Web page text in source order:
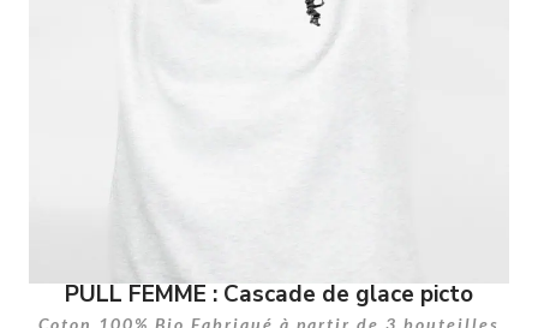
PULL FEMME : Cascade de glace picto